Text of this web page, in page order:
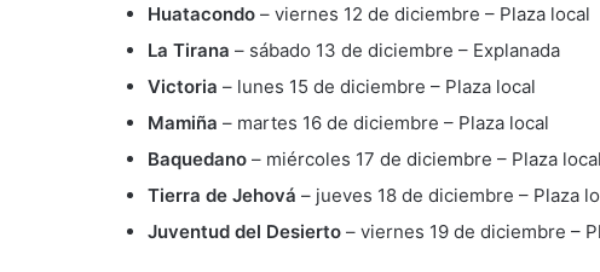
Huatacondo – viernes 12 de diciembre – Plaza local
La Tirana – sábado 13 de diciembre – Explanada
Victoria – lunes 15 de diciembre – Plaza local
Mamiña – martes 16 de diciembre – Plaza local
Baquedano – miércoles 17 de diciembre – Plaza local
Tierra de Jehová – jueves 18 de diciembre – Plaza
Juventud del Desierto – viernes 19 de diciembre –